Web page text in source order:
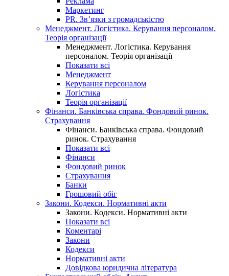
Маркетинг
PR. Зв’язки з громадськістю
Менеджмент. Логістика. Керування персоналом.
Теорія організації
Менеджмент. Логістика. Керування
персоналом. Теорія організації
Показати всі
Менеджмент
Керування персоналом
Логістика
Теорія організації
Фінанси. Банківська справа. Фондовий ринок.
Страхування
Фінанси. Банківська справа. Фондовий
ринок. Страхування
Показати всі
Фінанси
Фондовий ринок
Страхування
Банки
Грошовий обіг
Закони. Кодекси. Нормативні акти
Закони. Кодекси. Нормативні акти
Показати всі
Коментарі
Закони
Кодекси
Нормативні акти
Довідкова юридична література